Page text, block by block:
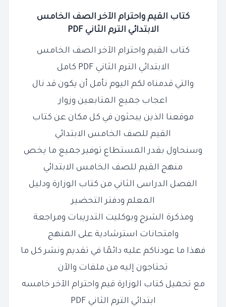
كتاب القيم واحترام الآخر الصف الخامس
الابتدائي الترم الثاني PDF
كتاب القيم واحترام الآخر الصف الخامس
الابتدائي الترم الثاني PDF كامل
والتي قدمناه لكم اليوم نأمل أن يكون قد نال
اعجاب جميع المتابعين وزوار
موقعنا الذين يبحثون في كل مكان عن كتاب
القيم للصف الخامس الابتدائي
وسنحاول بقدر المستطاع توفير جميع ما يخص
منهج القيم للصف الخامس الابتدائي
الفصل الدراسى الثاني من كتاب الوزارة ودليل
المعلم ودفتر التحضير
ومذكرة الشرح وبوكليت التدريبات ومراجعة
وامتحانات استرشادية على المنهج
فهذا ما عودناكم عليه دائمًا في تقديم ونشر كل ما
تحتاجون إليه من ملفات والآن
مع تحميل كتاب الوزارة قيم واحترام الآخر خامسه
ابتدائي الترم الثاني PDF